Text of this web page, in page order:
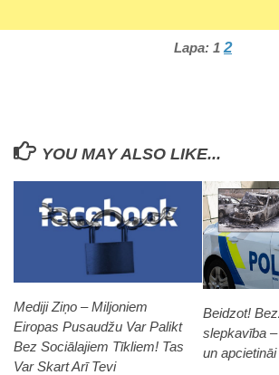
Lapa: 1 2
YOU MAY ALSO LIKE...
Mediji Ziņo – Miljoniem
Eiropas Pusaudžu Var Palikt
Bez Sociālajiem Tīkliem! Tas
Var Skart Arī Tevi
Beidzot!
slepkavība
un